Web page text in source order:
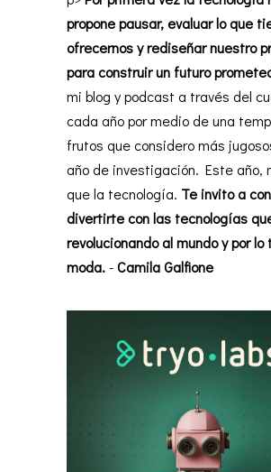
propone pausar, evaluar lo que
ofrecernos y rediseñar nuestro
para construir un futuro
mi blog y podcast a través del
cada año por medio de una
frutos que considero más
año de investigación. Este año,
que la tecnología. Te invito a
divertirte con las tecnologías
revolucionando al mundo y por
moda. -Camila Galfione